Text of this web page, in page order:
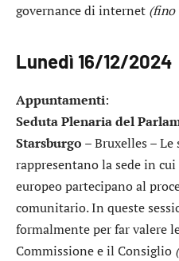
governance di internet (fino
Lunedì 16/12/2024
Appuntamenti:
Seduta Plenaria del
Starsburgo – Bruxelles –
rappresentano la sede in
europeo partecipano al
comunitario. In queste
formalmente per far valere
Commissione e il Consiglio